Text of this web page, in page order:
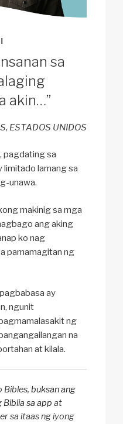
sa
akin…”
ESTADOS UNIDOS
pagdating sa
limitado lamang sa
unawa.
makinig sa mga
ang aking
ko nag
pamamagitan ng
ay
ngunit
ng
na
at kilala.
Bibles, buksan ang
sa app at
sa itaas ng iyong